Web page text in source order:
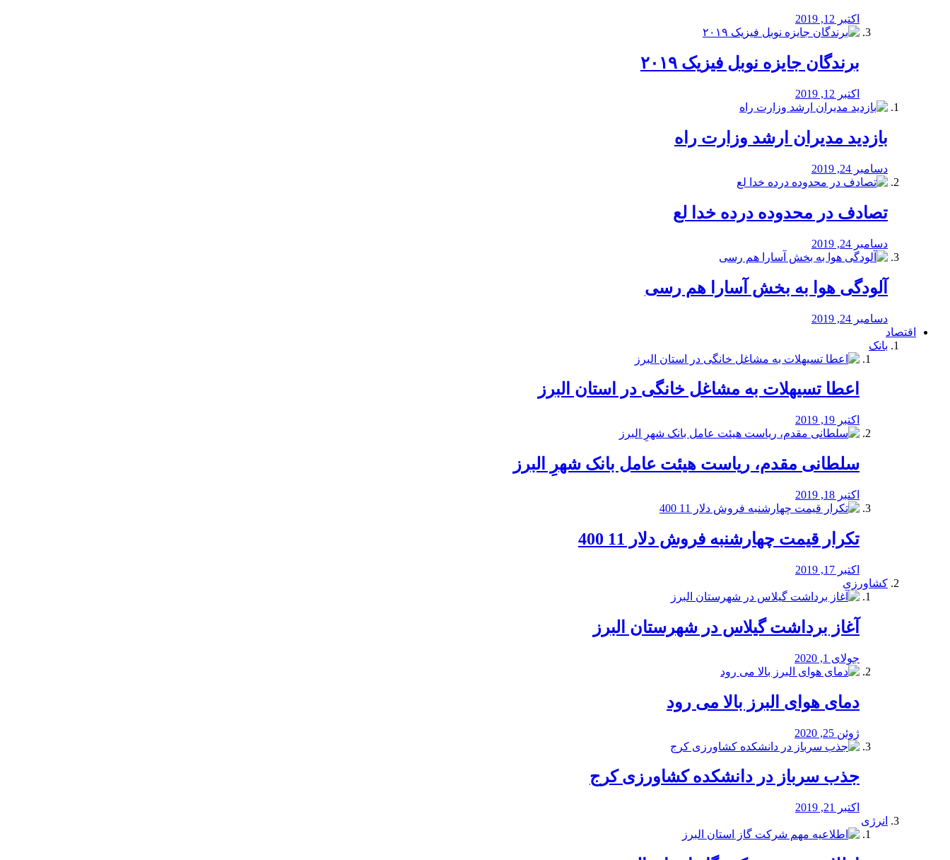
اکتبر 12, 2019
برندگان جایزه نوبل فیزیک ۲۰۱۹
اکتبر 12, 2019
بازدید مدیران ارشد وزارت راه
دسامبر 24, 2019
تصادف در محدوده درده خدا لع
دسامبر 24, 2019
آلودگی هوا به بخش آسارا هم رسی
دسامبر 24, 2019
اقتصاد
بانک
️اعطا تسیهلات به مشاغل خانگی در استان البرز
اکتبر 19, 2019
سلطانی مقدم، ریاست هیئت عامل بانک شهرِ البرز
اکتبر 18, 2019
تکرار قیمت چهارشنبه فروش دلار 11 400
اکتبر 17, 2019
کشاورزی
آغاز برداشت گیلاس در شهرستان البرز
جولای 1, 2020
دمای هوای البرز بالا می رود
ژوئن 25, 2020
جذب سرباز در دانشکده کشاورزی کرج
اکتبر 21, 2019
انرژی